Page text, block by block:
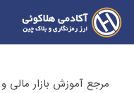
مرجع آموزش بازار مالی